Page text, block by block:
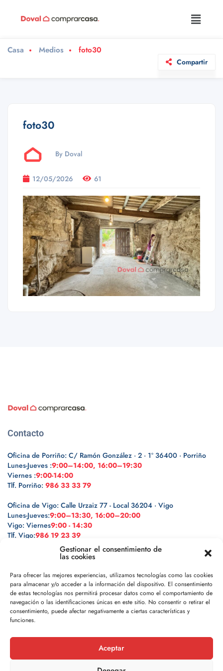
Gestionar el consentimiento de
las cookies
Para ofrecer las mejores experiencias, utilizamos tecnologías como las cookies
para almacenar y/o acceder a la información del dispositivo. El consentimiento
de estas tecnologías nos permitirá procesar datos como el comportamiento de
navegación o las identificaciones únicas en este sitio. No consentir o retirar el
consentimiento, puede afectar negativamente a ciertas características y
funciones.
Aceptar
Casa Medios foto30
Compartir
foto30
By Doval
12/05/2026 61
Contacto
Oficina de Porriño: C/ Ramón González · 2 · 1º 36400 · Porriño
Lunes-Jueves :9:00–14:00, 16:00–19:30
Viernes :9:00-14:00
Tlf. Porriño: 986 33 33 79
Oficina de Vigo: Calle Urzaiz 77 - Local 36204 · Vigo
Lunes-Jueves:9:00–13:30, 16:00–20:00
Vigo: Viernes9:00 - 14:30
Tlf. Vigo:986 19 23 39
Legal
Política de privacidad